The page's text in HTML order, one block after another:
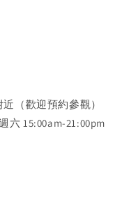
（歡迎預約參觀）
六 15:00am-21:00pm